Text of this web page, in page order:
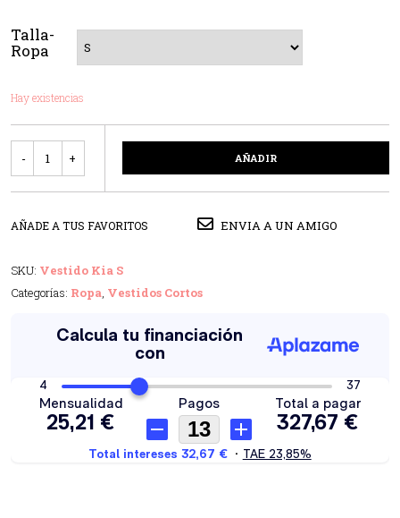
Talla-
Ropa
Hay existencias
AÑADIR
AÑADE A TUS FAVORITOS ENVIA A UN AMIGO
SKU: Vestido Kia S
Categorías: Ropa, Vestidos Cortos